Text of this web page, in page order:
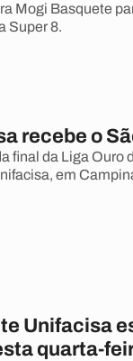
Mogi Basquete
Super 8.
recebe o
final da Liga Ouro
em
Unifacisa
quarta-